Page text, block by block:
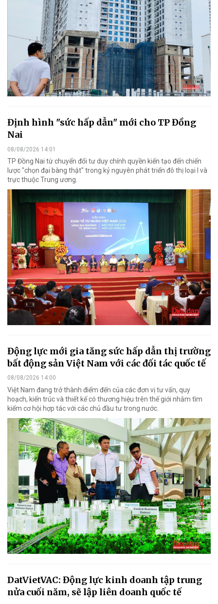
Định hình "sức hấp dẫn" mới cho TP Đồng
Nai
08/08/2026 14:01
TP Đồng Nai từ chuyển đổi tư duy chính quyền kiến tạo đến chiến
lược "chọn đại bàng thật" trong kỷ nguyên phát triển đô thị loại I và
trực thuộc Trung ương.
Động lực mới gia tăng sức hấp dẫn thị trường
bất động sản Việt Nam với các đối tác quốc tế
08/08/2026 14:00
Việt Nam đang trở thành điểm đến của các đơn vị tư vấn, quy
hoạch, kiến trúc và thiết kế có thương hiệu trên thế giới nhằm tìm
kiếm cơ hội hợp tác với các chủ đầu tư trong nước.
DatVietVAC: Động lực kinh doanh tập trung
nửa cuối năm, sẽ lập liên doanh quốc tế